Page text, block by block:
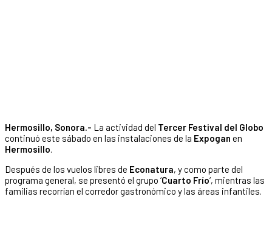
Hermosillo, Sonora.- La actividad del Tercer Festival del Globo
continuó este sábado en las instalaciones de la Expogan en
Hermosillo.
Después de los vuelos libres de Econatura, y como parte del
programa general, se presentó el grupo ‘Cuarto Frío‘, mientras las
familias recorrían el corredor gastronómico y las áreas infantiles.